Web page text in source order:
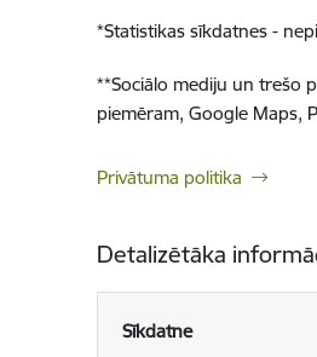
*Statistikas sīkdatnes -
**Sociālo mediju un trešo
piemēram, Google Maps,
Privātuma politika
Detalizētāka
Sīkdatne